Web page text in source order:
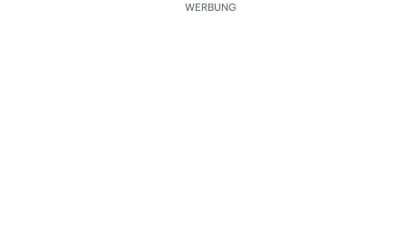
WERBUNG